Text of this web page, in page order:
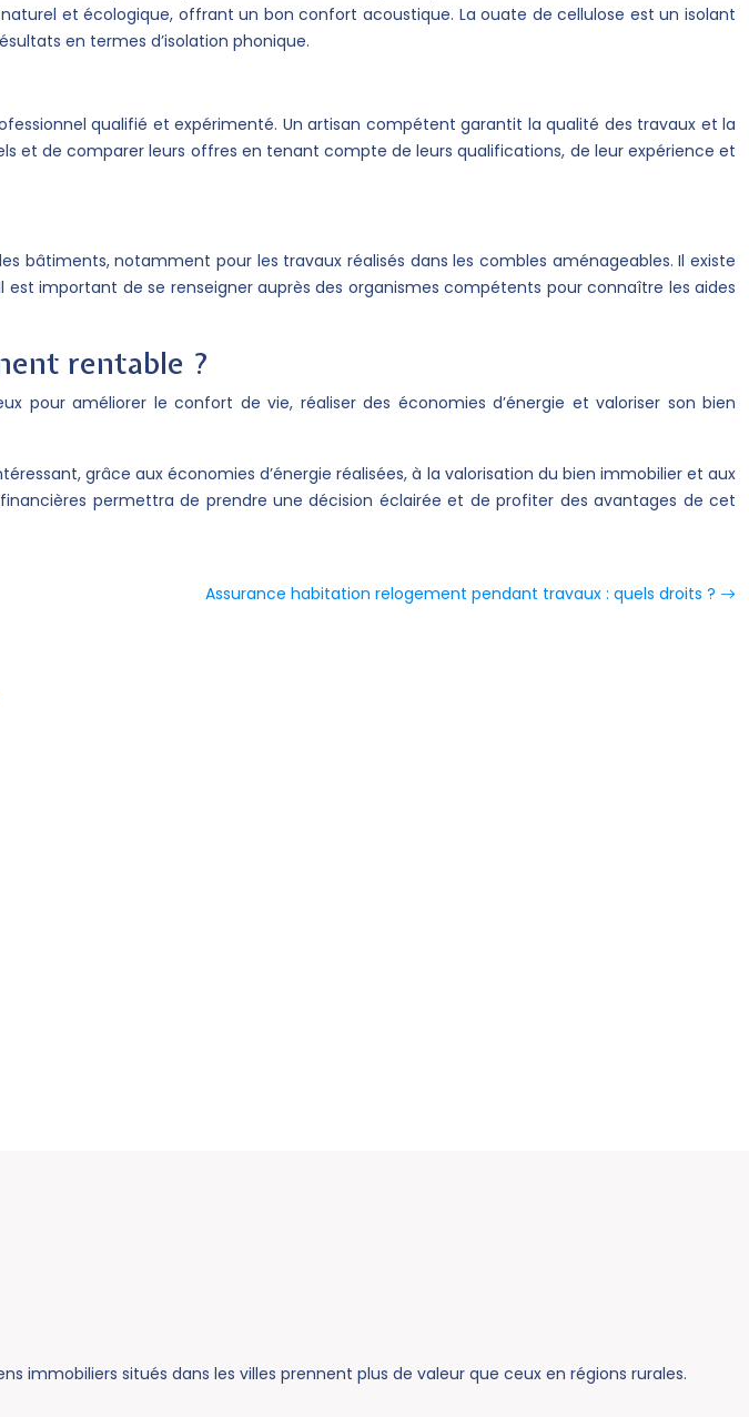
et écologique, offrant un bon confort acoustique. La ouate de cellulose est un isolant
en termes d’isolation phonique.
qualifié et expérimenté. Un artisan compétent garantit la qualité des travaux et la
et de comparer leurs offres en tenant compte de leurs qualifications, de leur expérience et
bâtiments, notamment pour les travaux réalisés dans les combles aménageables. Il existe
important de se renseigner auprès des organismes compétents pour connaître les aides
rentable ?
pour améliorer le confort de vie, réaliser des économies d’énergie et valoriser son bien
grâce aux économies d’énergie réalisées, à la valorisation du bien immobilier et aux
permettra de prendre une décision éclairée et de profiter des avantages de cet
Assurance habitation relogement pendant travaux : quels droits ?
immobiliers situés dans les villes prennent plus de valeur que ceux en régions rurales.